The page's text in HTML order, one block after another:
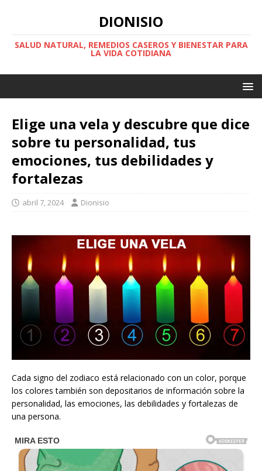
DIONISIO
SALUD NATURAL, REMEDIOS CASEROS Y BIENESTAR PARA
LA VIDA COTIDIANA
Elige una vela y descubre que dice
sobre tu personalidad, tus
emociones, tus debilidades y
fortalezas
abril 7, 2024 Dionisio
Cada signo del zodiaco está relacionado con un color, porque
los colores también son depositarios de información sobre la
personalidad, las emociones, las debilidades y fortalezas de
una persona.